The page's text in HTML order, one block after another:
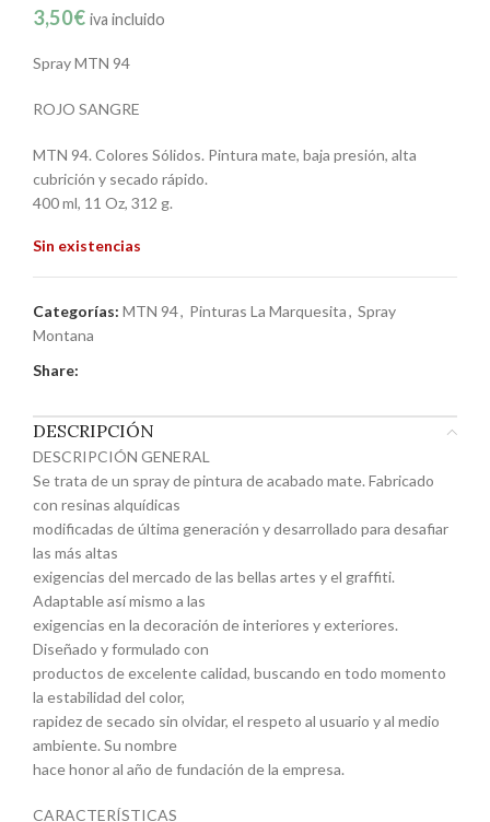
3,50€ iva incluido
Spray MTN 94
ROJO SANGRE
MTN 94. Colores Sólidos. Pintura mate, baja presión, alta
cubrición y secado rápido.
400 ml, 11 Oz, 312 g.
Sin existencias
Categorías: MTN 94, Pinturas La Marquesita, Spray
Montana
Share:
DESCRIPCIÓN
DESCRIPCIÓN GENERAL
Se trata de un spray de pintura de acabado mate. Fabricado
con resinas alquídicas
modificadas de última generación y desarrollado para desafiar
las más altas
exigencias del mercado de las bellas artes y el graffiti.
Adaptable así mismo a las
exigencias en la decoración de interiores y exteriores.
Diseñado y formulado con
productos de excelente calidad, buscando en todo momento
la estabilidad del color,
rapidez de secado sin olvidar, el respeto al usuario y al medio
ambiente. Su nombre
hace honor al año de fundación de la empresa.
CARACTERÍSTICAS